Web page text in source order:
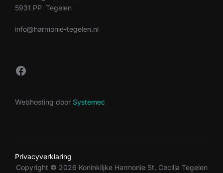
5931 PP Tegelen
info@harmonie-tegelen.nl
Facebook
Webhosting door Systemec
Privacyverklaring
Copyright © 2026 Koninklijke Harmonie St. Cecilia Tegelen